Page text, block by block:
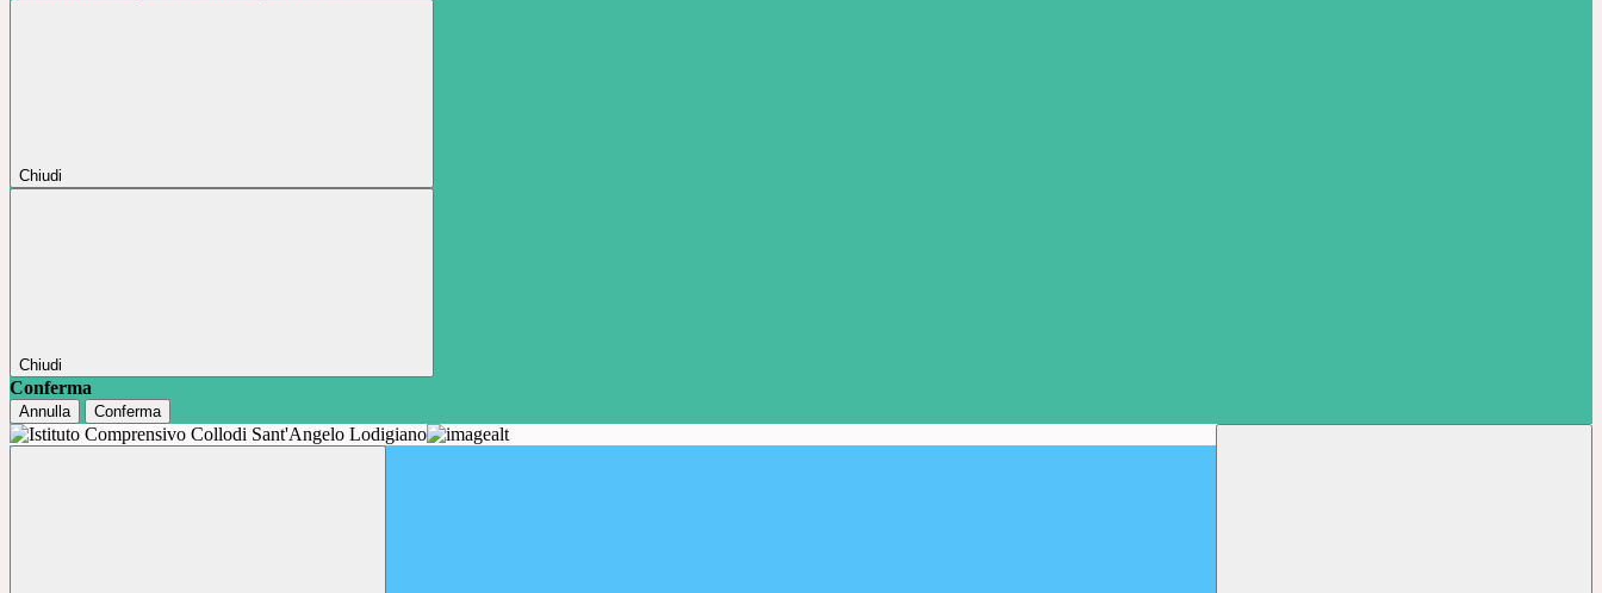
Chiudi
Chiudi
Conferma
Annulla Conferma